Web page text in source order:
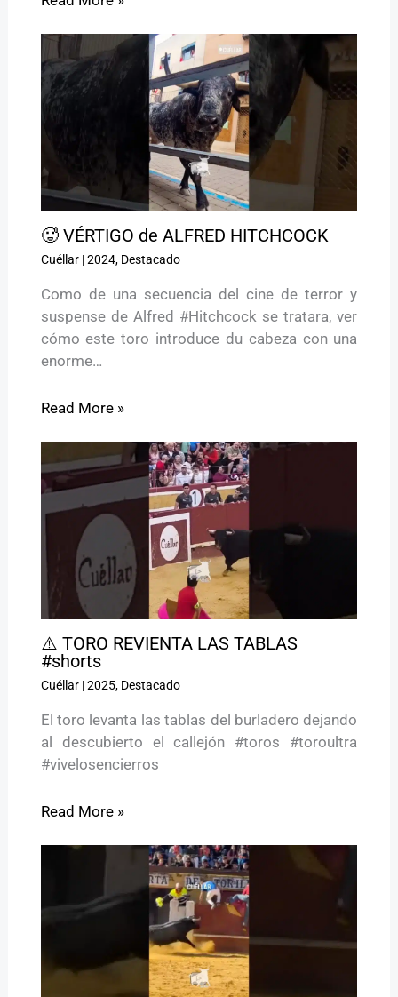
🥵 VÉRTIGO de ALFRED HITCHCOCK
Cuéllar|2024, Destacado
Como de una secuencia del cine de terror y
suspense de Alfred #Hitchcock se tratara, ver
cómo este toro introduce du cabeza con una
enorme…
Read More »
⚠️ TORO REVIENTA LAS TABLAS
#shorts
Cuéllar|2025, Destacado
El toro levanta las tablas del burladero dejando
al descubierto el callejón #toros #toroultra
#vivelosencierros
Read More »